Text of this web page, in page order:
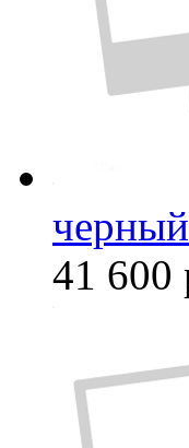
41 600